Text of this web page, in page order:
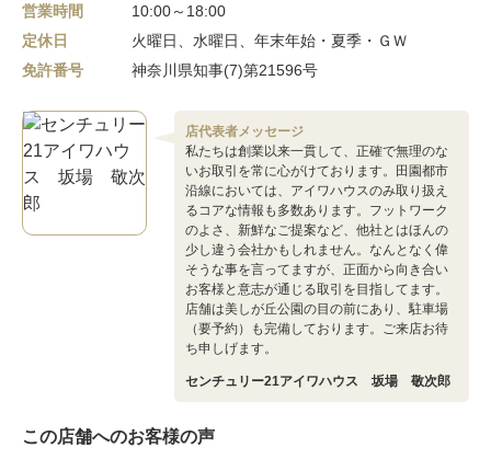
営業時間
10:00～18:00
定休日
火曜日、水曜日、年末年始・夏季・ＧＷ
免許番号
神奈川県知事(7)第21596号
店代表者メッセージ
私たちは創業以来一貫して、正確で無理のな
いお取引を常に心がけております。田園都市
沿線においては、アイワハウスのみ取り扱え
るコアな情報も多数あります。フットワーク
のよさ、新鮮なご提案など、他社とはほんの
少し違う会社かもしれません。なんとなく偉
そうな事を言ってますが、正面から向き合い
お客様と意志が通じる取引を目指してます。
店舗は美しが丘公園の目の前にあり、駐車場
（要予約）も完備しております。ご来店お待
ち申しげます。
センチュリー21アイワハウス 坂場 敬次郎
この店舗へのお客様の声